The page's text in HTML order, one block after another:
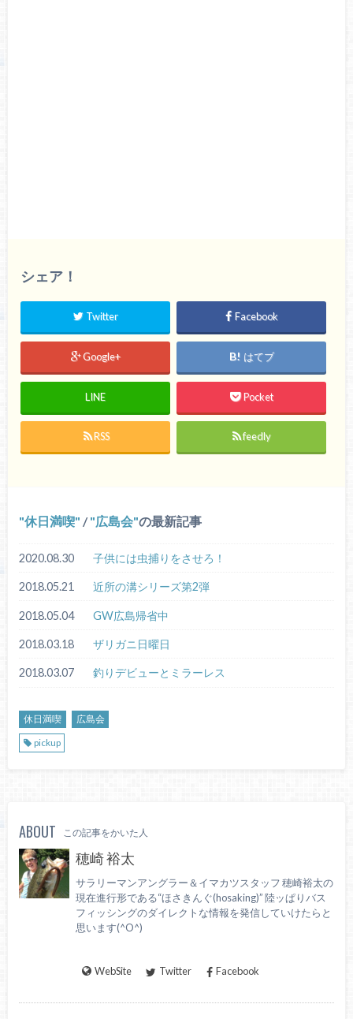
シェア！
Twitter Facebook
Google+ はてブ
LINE Pocket
RSS feedly
休日満喫 / 広島会 の最新記事
2020.08.30 子供には虫捕りをさせろ！
2018.05.21 近所の溝シリーズ第2弾
2018.05.04 GW広島帰省中
2018.03.18 ザリガニ日曜日
2018.03.07 釣りデビューとミラーレス
休日満喫
広島会
pickup
ABOUT この記事をかいた人
穂崎 裕太
サラリーマンアングラー＆イマカツスタッフ 穂崎裕太の
現在進行形である“ほさきんぐ(hosaking)” 陸ッぱりバス
フィッシングのダイレクトな情報を発信していけたらと
思います(^O^)
WebSite Twitter Facebook